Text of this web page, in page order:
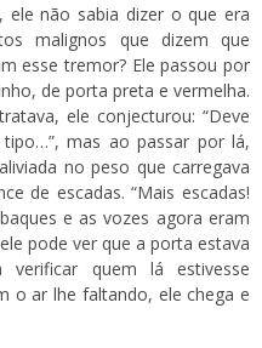
ele não sabia dizer o que era
malignos que dizem que
esse tremor? Ele passou por
de porta preta e vermelha.
ele conjecturou: “Deve
mas ao passar por lá,
no peso que carregava
de escadas. “Mais escadas!
e as vozes agora eram
pode ver que a porta estava
quem lá estivesse
o ar lhe faltando, ele chega e